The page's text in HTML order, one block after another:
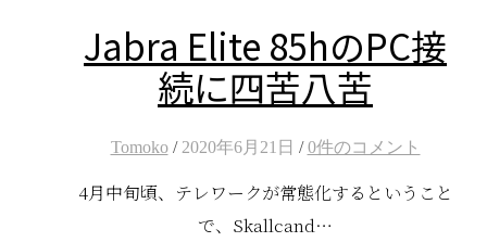
Jabra Elite 85hのPC接
続に四苦八苦
Tomoko / 2020年6月21日 / 0件のコメント
4月中旬頃、テレワークが常態化するということ
で、Skallcand…